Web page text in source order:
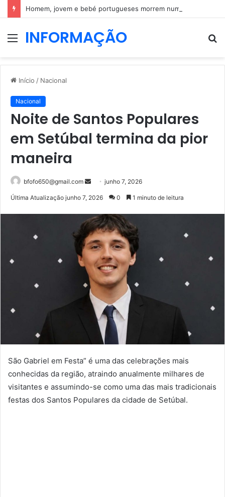
MenuINFORMAÇÃO
Início / Nacional
Nacional
Noite de Santos Populares
em Setúbal termina da pior
maneira
bfofo650@gmail.com
Mande
mail
junho 7, 2026
Última Atualização junho 7, 2026 0 1 minuto de leitura
São Gabriel em Festa” é uma das celebrações mais
conhecidas da região, atraindo anualmente milhares de
visitantes e assumindo-se como uma das mais tradicionais
festas dos Santos Populares da cidade de Setúbal.